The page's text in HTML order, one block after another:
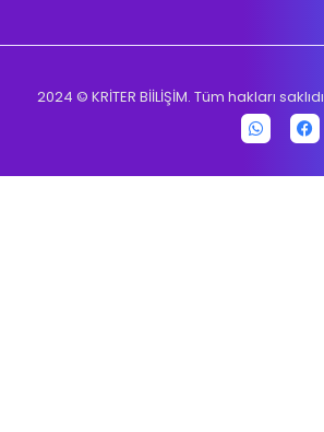
2024 © KRİTER BİİLİŞİM. Tüm hakları